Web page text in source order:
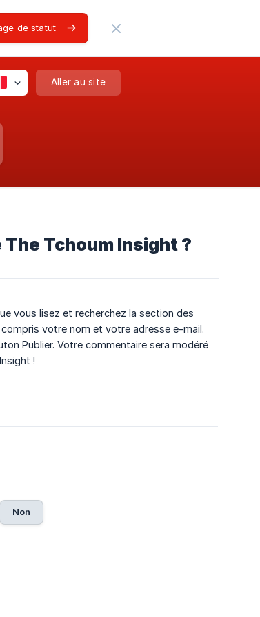
de statut
Aller au site
Tchoum Insight ?
vous lisez et recherchez la section des
votre nom et votre adresse e-mail.
Publier. Votre commentaire sera modéré
!
Non